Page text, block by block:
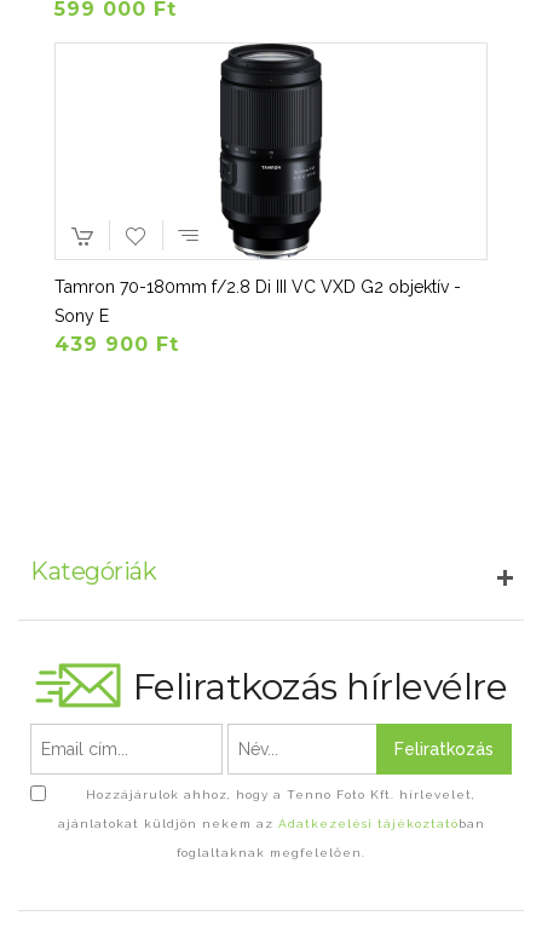
599 000 Ft
Tamron 70-180mm f/2.8 Di III VC VXD G2 objektív -
Sony E
439 900 Ft
Kategóriák
Feliratkozás hírlevélre
Feliratkozás
Hozzájárulok ahhoz, hogy a Tenno Foto Kft. hírlevelet,
ajánlatokat küldjön nekem az Adatkezelési tájékoztatóban
foglaltaknak megfelelően.